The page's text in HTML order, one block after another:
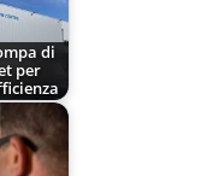
di
per